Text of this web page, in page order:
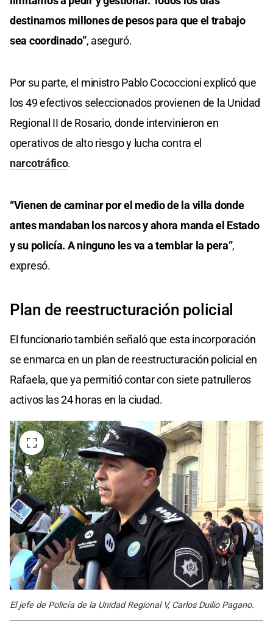
destinamos millones de pesos para que el trabajo
sea coordinado”, aseguró.
Por su parte, el ministro Pablo Cococcioni explicó que
los 49 efectivos seleccionados provienen de la Unidad
Regional II de Rosario, donde intervinieron en
operativos de alto riesgo y lucha contra el
narcotráfico.
“Vienen de caminar por el medio de la villa donde
antes mandaban los narcos y ahora manda el Estado
y su policía. A ninguno les va a temblar la pera”,
expresó.
Plan de reestructuración policial
El funcionario también señaló que esta incorporación
se enmarca en un plan de reestructuración policial en
Rafaela, que ya permitió contar con siete patrulleros
activos las 24 horas en la ciudad.
El jefe de Policía de la Unidad Regional V, Carlos Duilio Pagano.